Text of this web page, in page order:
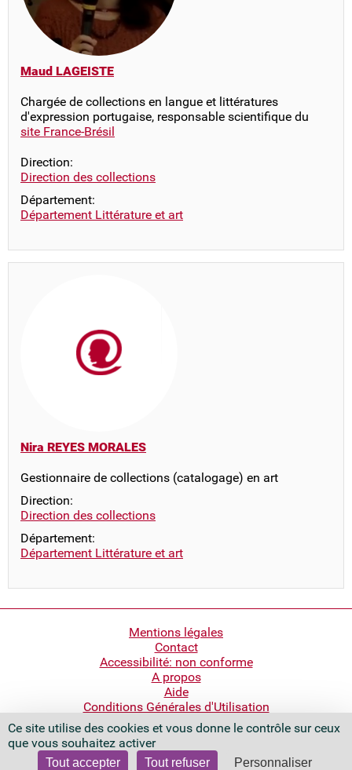
Ce site utilise des cookies et vous donne le contrôle sur ceux
que vous souhaitez activer
Tout accepter Tout refuser Personnaliser
Maud LAGEISTE
Chargée de collections en langue et littératures
d'expression portugaise, responsable scientifique du
site France-Brésil
Direction:
Direction des collections
Département:
Département Littérature et art
Nira REYES MORALES
Gestionnaire de collections (catalogage) en art
Direction:
Direction des collections
Département:
Département Littérature et art
Mentions légales
Contact
Accessibilité: non conforme
A propos
Aide
Conditions Générales d'Utilisation
Bibliothèque nationale de France
Quai François Mauriac
75706 Paris Cedex 13 - France